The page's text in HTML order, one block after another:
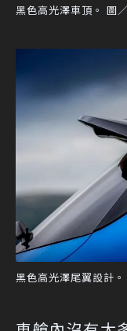
黑色高光澤車頂。 圖
黑色高光澤尾翼設計